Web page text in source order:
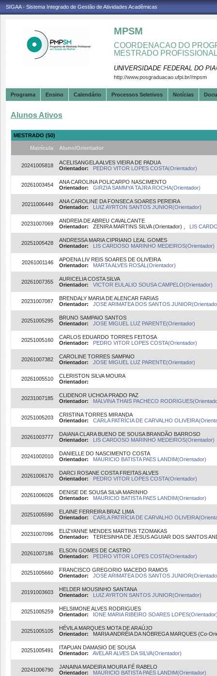
SIGAA - Sistema Integrado de Gestão de Atividades Acadêmicas
MPSM
COORDENACAO DO
MESTRADO
UNIVERSIDADE FEDERAL DO
http://www.posgraduacao.ufpi.br//mpsm
Programa Ensino Calendário Processos Seletivos Notícias
Alunos Ativos
MESTRADO (50)
Matrícula Aluno/Orientador
20241005818
ACELISANGELA ALVES VIEIRA DE PADUA
Orientador:
PEDRO VITOR LOPES COSTA(Orientador)
20261003454
ANA CAROLINA POLICARPO NASCIMENTO
Orientador:
GIRZIA SAMMYA TAJRA ROCHA(Orientador)
20211006449
ANA CAROLINE DA FONSECA SOARES PEREIRA
Orientador:
LUIZ AYRTON SANTOS JUNIOR(Orientador)
20231007069
ANDREIA DE ABREU CAVALCANTE
Orientador: ZENIRA MARTINS SILVA (Orientador) , LIS
20251005428
ANDRESSA MARIA CIPRIANO LEAL GOMES
Orientador:
LIS CARDOSO MARINHO MEDEIROS(Orientador)
20261001146
APOENA LIV REIS SOARES DE OLIVEIRA
Orientador:
MARTA ALVES ROSAL(Orientador)
20261007355
AURICELIA COSTA SILVA
Orientador:
VICTOR EULALIO SOUSA CAMPELO(Orientador)
20231007087
BRENDALY MARIA DE ALENCAR FARIAS
Orientador:
JOSE ARIMATEA DOS SANTOS
20251005295
BRUNO SAMPAIO SANTOS
Orientador:
JOSE MIGUEL LUZ PARENTE(Orientador)
20251005160
CARLOS EDUARDO TORRES FEITOSA
Orientador:
PEDRO VITOR LOPES COSTA(Orientador)
20261007382
CAROLINE TORRES SAMPAIO
Orientador:
JOSE MIGUEL LUZ PARENTE(Orientador)
20261005510
CLERISTON SILVA MOURA
Orientador:
20231007185
CLIDENOR UCHOA PRADO PAZ
Orientador:
MALVINA THAIS PACHECO
20251005203
CRISTINA TORRES MIRANDA
Orientador:
CARLA PATRÍCIA DE CARVALHO
20261003777
DAIANA CLARA BUENO DE SOUSA BRANDÃO BARROSO
Orientador:
LIS CARDOSO MARINHO MEDEIROS(Orientador)
20241002010
DANIELLE DO NASCIMENTO COSTA
Orientador:
MAURICIO BATISTA PAES LANDIM(Orientador)
20261006170
DARCI ROSANE COSTA FREITAS ALVES
Orientador:
PEDRO VITOR LOPES COSTA(Orientador)
20261006026
DENISE DE SOUSA SILVA MARINHO
Orientador:
MAURICIO BATISTA PAES LANDIM(Orientador)
20251005590
ELAINE FERREIRA BRAZ LIMA
Orientador:
CARLA PATRÍCIA DE CARVALHO
20231007096
ELIZYANNE MENDES MARTINS TZOMAKAS
Orientador: TERESINHA DE JESUS AGUIAR DOS SANTOS
20261007186
ELSON GOMES DE CASTRO
Orientador:
PEDRO VITOR LOPES COSTA(Orientador)
20251005660
FRANCISCO GREGORIO MACEDO RAMOS
Orientador:
JOSE ARIMATEA DOS SANTOS
20191003603
HELDER MOUSINHO SANTANA
Orientador:
LUIZ AYRTON SANTOS JUNIOR(Orientador)
20251005259
HELSIMONE ALVES RODRIGUES
Orientador:
IONE MARIA RIBEIRO SOARES
20251005105
HÉVILA MARQUES MOTA DE ARAÚJO
Orientador: MARIA ANDRÉIA DA NÓBREGA MARQUES (Co-
20251005491
ITAPUAN DAMASIO DE SOUSA
Orientador:
AVELAR ALVES DA SILVA(Orientador)
20241006790
JANAINA MADEIRA MOURA FÉ RABELO
Orientador:
MAURICIO BATISTA PAES LANDIM(Orientador)